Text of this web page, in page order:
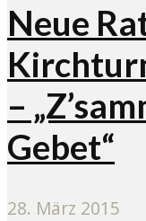
Neue
–
Gebet“
28. März 2015